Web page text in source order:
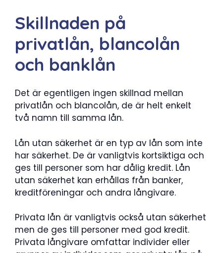
Skillnaden på
privatlån, blancolån
och banklån
Det är egentligen ingen skillnad mellan
privatlån och blancolån, de är helt enkelt
två namn till samma lån.
Lån utan säkerhet är en typ av lån som inte
har säkerhet. De är vanligtvis kortsiktiga och
ges till personer som har dålig kredit. Lån
utan säkerhet kan erhållas från banker,
kreditföreningar och andra långivare.
Privata lån är vanligtvis också utan säkerhet
men de ges till personer med god kredit.
Privata långivare omfattar individer eller